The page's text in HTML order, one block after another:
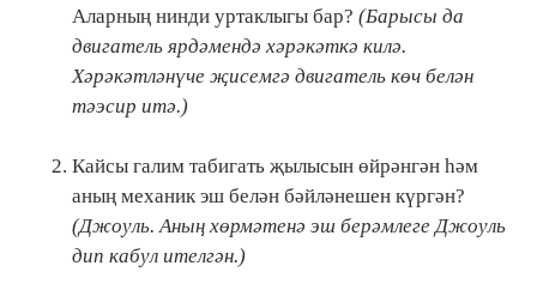
Аларның нинди уртаклыгы бар? (Барысы да
двигатель ярдәмендә хәрәкәткә килә.
Хәрәкәтләнүче җисемгә двигатель көч белән
тәэсир итә.)
Кайсы галим табигать җылысын өйрәнгән һәм
аның механик эш белән бәйләнешен күргән?
(Джоуль. Аның хөрмәтенә эш берәмлеге Джоуль
дип кабул ителгән.)